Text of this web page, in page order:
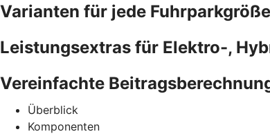
Varianten für jede Fuhrparkgröße
Leistungsextras für Elektro-,
Vereinfachte
Überblick
Komponenten